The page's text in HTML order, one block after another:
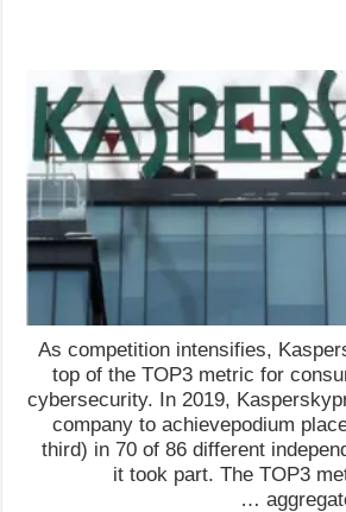
As competition intensifies,
top of the TOP3 metric for
cybersecurity. In 2019,
company to achievepodium
third) in 70 of 86 different
it took part. The TOP3